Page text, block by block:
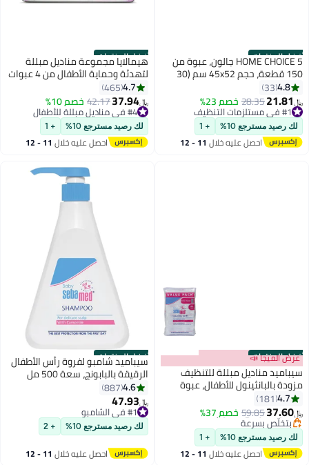
أفضل المنتجات HOME CHOICE 5 جالون، عبوة من
150 قطعة، حجم 45x52 سم (30
كيس قمامة × 5 لفات)، أكياس
قمامة قابلة للتحلل البيولوجي،
بطانات سلة المهملات
4.8
33
﷼‏21.81
28.35خصم 23% #1 في مستلزمات التنظيف
تم بيع +650 مؤخرًا
#1 في مستلزمات التنظيف
لك رصيد مسترجع 10% + 1
احصل عليه خلال 11 - 12
أفضل المنتجات
هيمالايا مجموعة مناديل مبللة
لتهدئة وحماية الأطفال من 4 عبوات
( 224 قطعة) 4.7
465
﷼‏37.94
42.17خصم 10% #4 في مناديل مبللة للأطفال
تم بيع +530 مؤخرًا
#4 في مناديل مبللة للأطفال
لك رصيد مسترجع 10% + 1
احصل عليه خلال 11 - 12
أفضل المنتجات
عرض الميجا 📣
سيباميد مناديل مبللة للتنظيف
مزودة بالبانثينول للأطفال، عبوة
اقتصادية، مجموعة من 5 عبوات
بعدد 360 قطعة
4.7
181
﷼‏37.60
59.85خصم 37%
#3 في مناديل مبللة للأطفال
أقل سعر في 30 يوم
بتخلّص بسرعة
#3 في مناديل مبللة للأطفال
لك رصيد مسترجع 10% + 1
احصل عليه خلال 11 - 12
أفضل المنتجات
سيباميد شامبو لفروة رأس الأطفال
الرقيقة بالبابونج، سعة 500 مل
4.6
887
﷼‏47.93
#1 في الشامبو
تم بيع +480 مؤخرًا
#1 في الشامبو
لك رصيد مسترجع 10% + 2
احصل عليه خلال 11 - 12